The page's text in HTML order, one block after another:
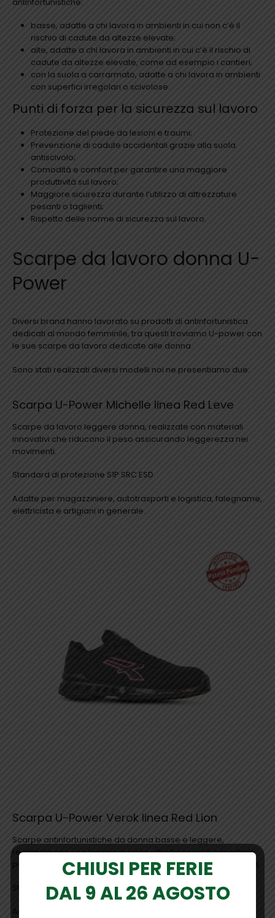
basse, adatte a chi lavora in ambienti in cui non c’è il
rischio di cadute da altezze elevate;
alte, adatte a chi lavora in ambienti in cui c’è il rischio di
cadute da altezze elevate, come ad esempio i cantieri;
con la suola a carrarmato, adatte a chi lavora in ambienti
con superfici irregolari o scivolose.
Punti di forza per la sicurezza sul lavoro
Protezione del piede da lesioni e traumi;
Prevenzione di cadute accidentali grazie alla suola
antiscivolo;
Comodità e comfort per garantire una maggiore
produttività sul lavoro;
Maggiore sicurezza durante l’utilizzo di attrezzature
pesanti o taglienti;
Rispetto delle norme di sicurezza sul lavoro.
Scarpe da lavoro donna U-
Power
Diversi brand hanno lavorato su prodotti di antinfortunistica
dedicati al mondo femminile, tra questi troviamo U-power con
le sue scarpe da lavoro dedicate alle donna.
Sono stati realizzati diversi modelli noi ne presentiamo due:
Scarpa U-Power Michelle linea Red Leve
Scarpe da lavoro leggere donna, realizzate con materiali
innovativi che riducono il peso assicurando leggerezza nei
movimenti.
Standard di protezione S1P SRC ESD.
Adatte per magazziniere, autotrasporti e logistica, falegname,
elettricista e artigiani in generale.
Scarpa U-Power Verok linea Red Lion
Scarpe antinfortunistiche da donna basse e leggere,
realizzate con una tomaia in nylon ultra traspiranti e morbida
pelle scamosciata e un puntale in alluminio anti-perforazione.
Standard di protezione S1P SRC ESD
Adatte per assemblaggio e ambienti secchi.
CHIUSI PER FERIE
DAL 9 AL 26 AGOSTO